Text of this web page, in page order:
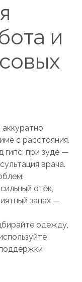
и
с расстояния.
гипс; при зуде —
врача.
отёк,
запах —
одежду,